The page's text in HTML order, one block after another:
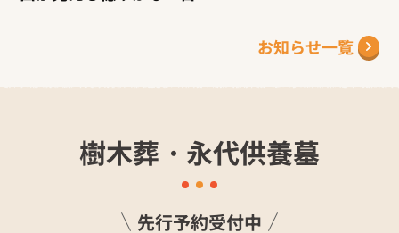
お知らせ一覧
樹木葬・永代供養墓
先行予約受付中